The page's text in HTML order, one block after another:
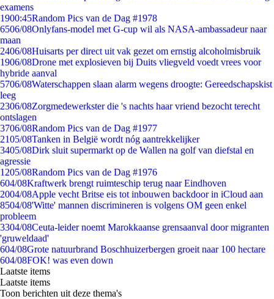
examens
1900:45Random Pics van de Dag #1978
6506/08Onlyfans-model met G-cup wil als NASA-ambassadeur naar
maan
2406/08Huisarts per direct uit vak gezet om ernstig alcoholmisbruik
1906/08Drone met explosieven bij Duits vliegveld voedt vrees voor
hybride aanval
5706/08Waterschappen slaan alarm wegens droogte: Gereedschapskist
leeg
2306/08Zorgmedewerkster die 's nachts haar vriend bezocht terecht
ontslagen
3706/08Random Pics van de Dag #1977
2105/08Tanken in België wordt nóg aantrekkelijker
3405/08Dirk sluit supermarkt op de Wallen na golf van diefstal en
agressie
1205/08Random Pics van de Dag #1976
604/08Kraftwerk brengt ruimteschip terug naar Eindhoven
2004/08Apple vecht Britse eis tot inbouwen backdoor in iCloud aan
8504/08'Witte' mannen discrimineren is volgens OM geen enkel
probleem
3304/08Ceuta-leider noemt Marokkaanse grensaanval door migranten
'gruweldaad'
604/08Grote natuurbrand Boschhuizerbergen groeit naar 100 hectare
604/08FOK! was even down
Laatste items
Laatste items
Toon berichten uit deze thema's